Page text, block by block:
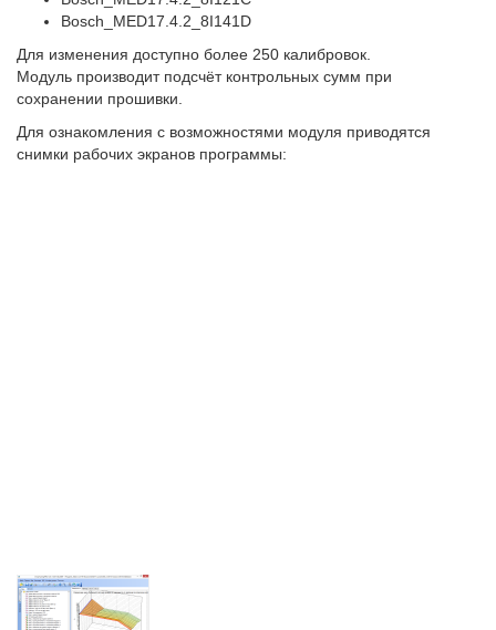
Bosch_MED17.4.2_8I141D
Для изменения доступно более 250 калибровок.
Модуль производит подсчёт контрольных сумм при
сохранении прошивки.
Для ознакомления с возможностями модуля приводятся
снимки рабочих экранов программы: